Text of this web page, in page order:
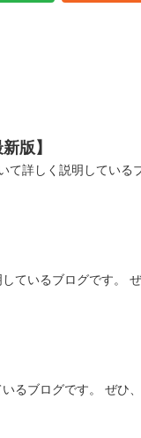
版】
て詳しく説明している
ているブログです。
るブログです。 ぜひ